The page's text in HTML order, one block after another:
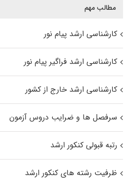
مطالب مهم
کارشناسی ارشد پیام نور
کارشناسی ارشد فراگیر پیام نور
کارشناسی ارشد خارج از کشور
سرفصل ها و ضرایب دروس آزمون
رتبه قبولی کنکور ارشد
ظرفیت رشته های کنکور ارشد